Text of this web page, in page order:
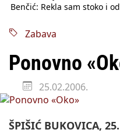
Benčić: Rekla sam stoko i
godine
najavio za jesen
Državni tajnik Rukavina:
prepolovljene
Državni inspektorat
Zabava
Ponovno
25.02.2006.
ŠPIŠIĆ BUKOVICA,